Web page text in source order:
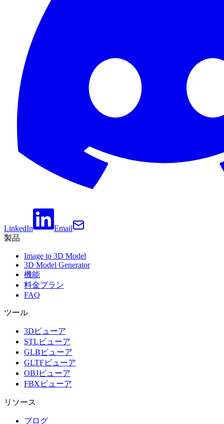
LinkedIn
Email
製品
Image to 3D Model
3D Model Generator
機能
料金プラン
FAQ
ツール
3Dビューア
STLビューア
GLBビューア
GLTFビューア
OBJビューア
FBXビューア
リソース
ブログ